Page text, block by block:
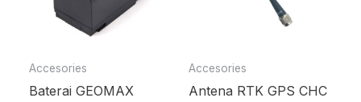
Accesories
Baterai GEOMAX
Accesories
Antena RTK GPS CHC